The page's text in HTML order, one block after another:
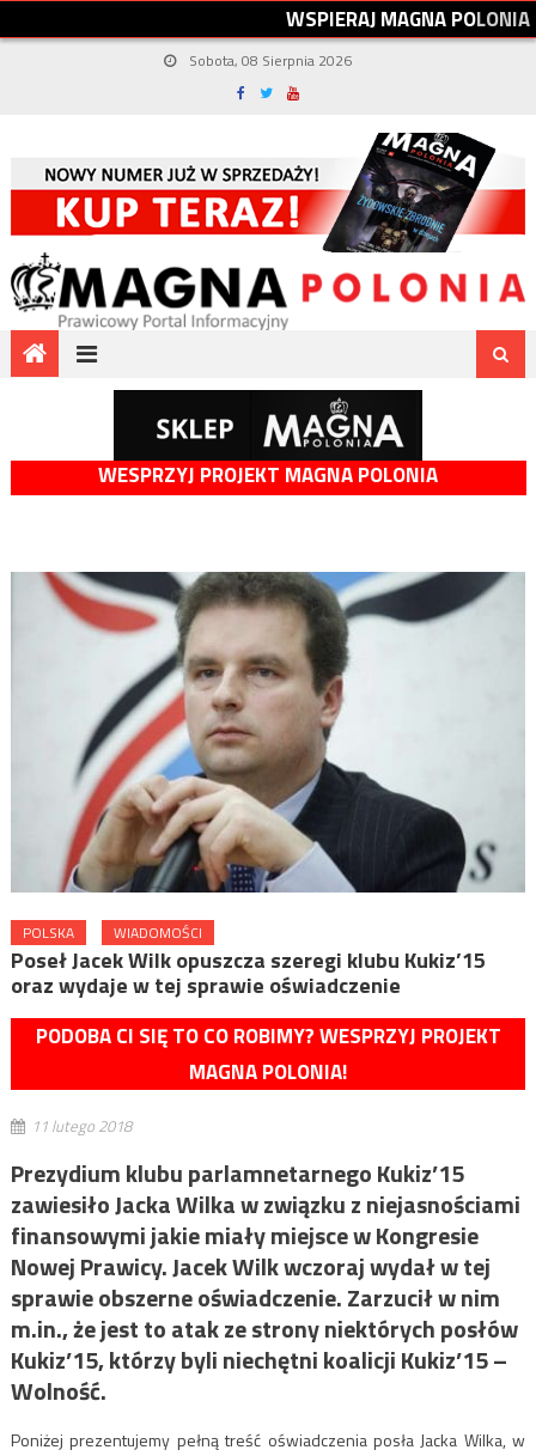
WSPIERAJMAGNAPOLONIA
Sobota, 08 Sierpnia 2026
WESPRZYJ PROJEKT MAGNA POLONIA
POLSKA WIADOMOŚCI
Poseł Jacek Wilk opuszcza szeregi klubu Kukiz’15
oraz wydaje w tej sprawie oświadczenie
PODOBA CI SIĘ TO CO ROBIMY? WESPRZYJ PROJEKT
MAGNA POLONIA!
11 lutego 2018
Prezydium klubu parlamnetarnego Kukiz’15
zawiesiło Jacka Wilka w związku z niejasnościami
finansowymi jakie miały miejsce w Kongresie
Nowej Prawicy. Jacek Wilk wczoraj wydał w tej
sprawie obszerne oświadczenie. Zarzucił w nim
m.in., że jest to atak ze strony niektórych posłów
Kukiz’15, którzy byli niechętni koalicji Kukiz’15 –
Wolność.
Poniżej prezentujemy pełną treść oświadczenia posła Jacka Wilka, w